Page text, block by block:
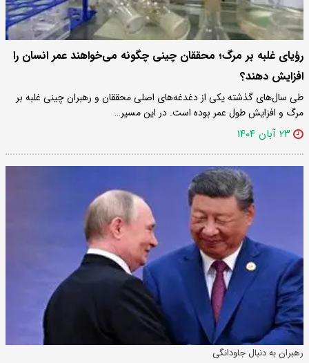
رؤیای غلبه بر مرگ؛ محققان چینی چگونه می‌خواهند عمر انسان را
افزایش دهند؟
طی سال‌های گذشته یکی از دغدغه‌های اصلی محققان و رهبران چینی غلبه بر
مرگ و افزایش طول عمر بوده است. در این مسیر…
۲۳ آبان ۱۴۰۴
رهبران به دنبال جاودانگی